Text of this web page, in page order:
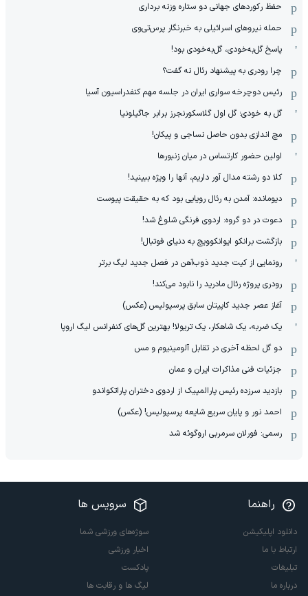
حفظ رکوردهای جهانی دو ستاره وزنه برداری
حمله نیروهای اسرائیلی به خبرنگار پرس‌تی‌وی
پاسخ گل‌به‌خودی، گل‌به‌خودی بود!
چرا رودری به پیشنهاد رئال نه گفت؟
رئیس دوچرخه سواری ایران در جلسه مهم کنفدراسیون آسیا
گل به خودی؛ گل اول گلاسکورنجرز برابر جاگیلونیا
مچ اندازی بدون حاصل نساجی و پیکان!
اولین حضور کارتساس در میان زنبورها
کلا دو‌ رشته مدال آور داریم، آنها را ویژه ببینید!
دیومانده: آمدن به رئال رویایی بود که به حقیقت پیوست
دعوت در دو گروه: اردوی فرنگی شلوغ شد!
بازگشت برانکو ایوانکوویچ به دنیای فوتبال!
رونمایی از کیت جدید ذوب‌آهن در فصل جدید لیگ برتر
رودری پروژه رئال مادرید را نابود می‌کند!
آغاز عصر جدید کاپیتان سابق پرسپولیس (عکس)
یک ضربه، یک شاهکار، یک تریولا! بهترین گل‌های کنفرانس لیگ اروپا
دو گل لحظه آخری در تقابل آلومینیوم و مس
جزئیات فنی مذاکرات ایران و عمان
بازدید سرزده رئیس پارالمپیک از اردوی دختران پاراتکواندو
احمد نور و پایان سریع شایعه پرسپولیس! (عکس)
رسمی: فورلان سرمربی اروگوئه شد
راهنما
دانلود اپلیکیشن
ارتباط با ما
تبلیغات
درباره ما
سرویس ها
سوژه‌های ورزشی شما
اخبار ورزشی
پادکست
لیگ ها و رقابت ها